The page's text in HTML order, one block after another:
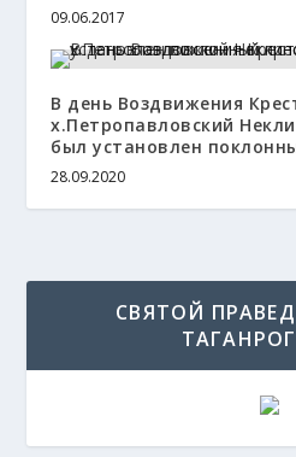
09.06.2017
В день Воздвижения
х.Петропавловский
был установлен
28.09.2020
СВЯТОЙ